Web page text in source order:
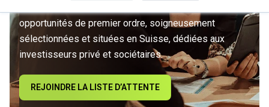
opportunités de premier ordre, soigneusement
sélectionnées et situées en Suisse, dédiées aux
investisseurs privé et sociétaires.
REJOINDRE LA LISTE D’ATTENTE